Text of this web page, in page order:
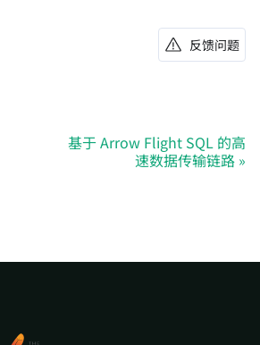
反馈问题
基于 Arrow Flight SQL 的高
速数据传输链路